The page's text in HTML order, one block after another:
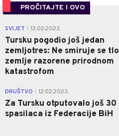
PROČITAJTE I OVO
SVIJET 12.02.2023.
Tursku pogodio još jedan
zemljotres: Ne smiruje se tlo
zemlje razorene prirodnom
katastrofom
DRUŠTVO 12.02.2023.
Za Tursku otputovalo još 30
spasilaca iz Federacije BiH